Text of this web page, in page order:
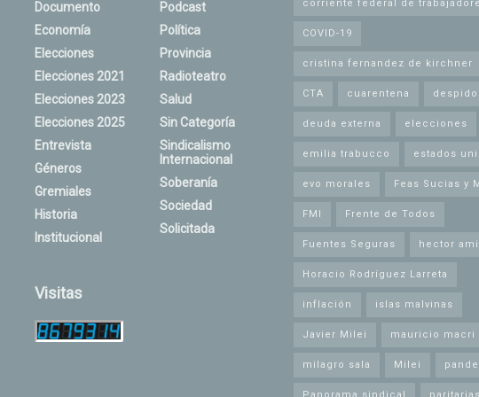
Documento
Economía
Elecciones
Elecciones 2021
Elecciones 2023
Elecciones 2025
Entrevista
Géneros
Gremiales
Historia
Institucional
Podcast
Política
Provincia
Radioteatro
Salud
Sin Categoría
Sindicalismo
Internacional
Soberanía
Sociedad
Solicitada
Visitas
corriente federal de
COVID-19
cristina fernandez de kirchner
CTA cuarentena
deuda externa elecciones
emilia trabucco estados
evo morales Feas Sucias y
FMI Frente de Todos
Fuentes Seguras hector
Horacio Rodríguez Larreta
inflación islas malvinas
Javier Milei mauricio macri
milagro sala Milei
Panorama sindical paritarias